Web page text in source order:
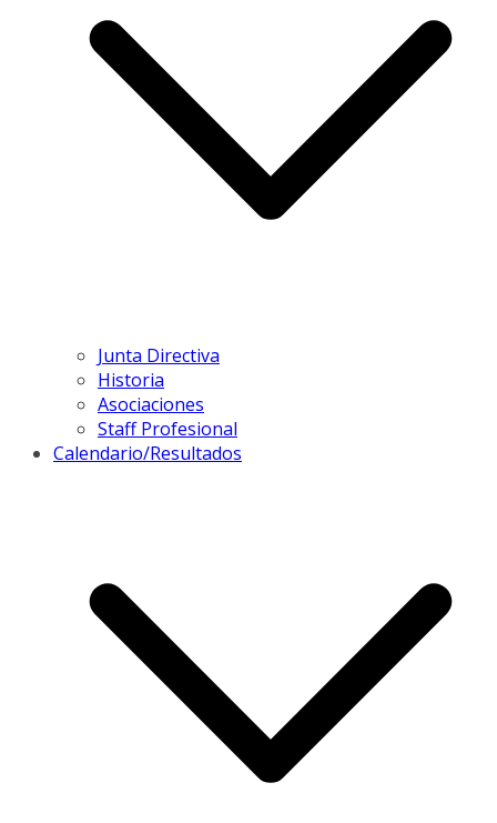
Junta Directiva
Historia
Asociaciones
Staff Profesional
Calendario/Resultados